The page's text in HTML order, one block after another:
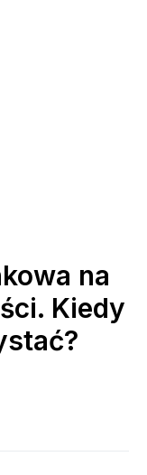
na
Kiedy